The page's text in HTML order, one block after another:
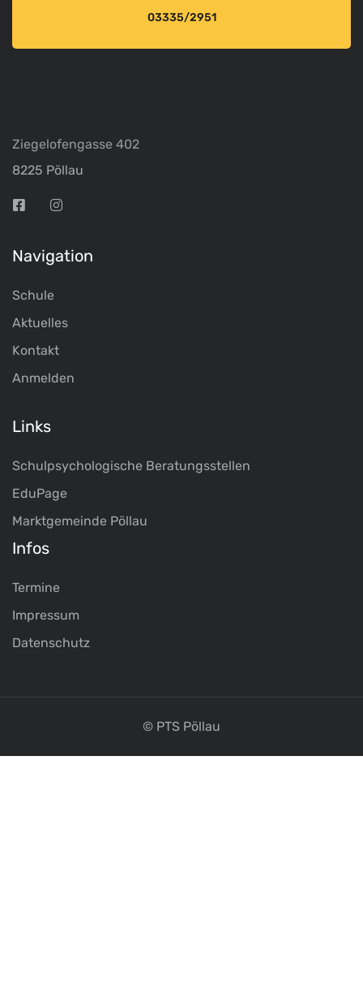
03335/2951
Ziegelofengasse 402
8225 Pöllau
Navigation
Schule
Aktuelles
Kontakt
Anmelden
Links
Schulpsychologische Beratungsstellen
EduPage
Marktgemeinde Pöllau
Infos
Termine
Impressum
Datenschutz
© PTS Pöllau